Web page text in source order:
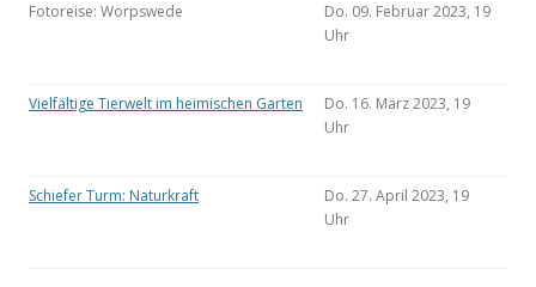
Fotoreise: Worpswede
Do. 09. Februar 2023, 19
Uhr
Vielfältige Tierwelt im heimischen Garten
Do. 16. März 2023, 19
Uhr
Schiefer Turm: Naturkraft
Do. 27. April 2023, 19
Uhr